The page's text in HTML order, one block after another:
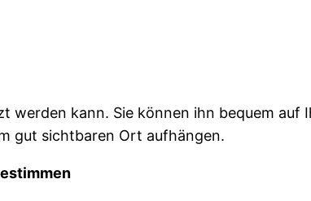
werden kann. Sie können ihn bequem auf
gut sichtbaren Ort aufhängen.